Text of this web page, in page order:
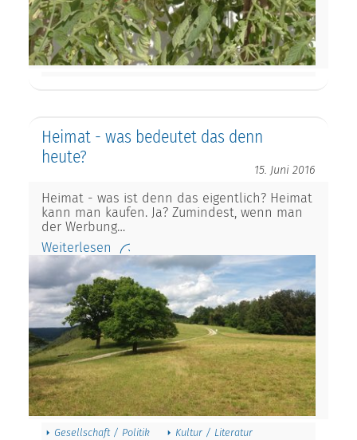
Heimat - was bedeutet das denn
heute?
15. Juni 2016
Heimat - was ist denn das eigentlich? Heimat
kann man kaufen. Ja? Zumindest, wenn man
der Werbung…
Weiterlesen
Gesellschaft / Politik Kultur / Literatur